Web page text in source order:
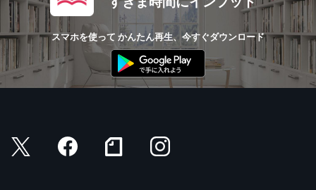
スマホを使って かんたん再生、今すぐダウンロード